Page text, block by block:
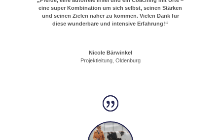
eine super Kombination um sich selbst, seinen Stärken
und seinen Zielen näher zu kommen. Vielen Dank für
diese wunderbare und intensive Erfahrung!“
Nicole Bärwinkel
Projektleitung, Oldenburg